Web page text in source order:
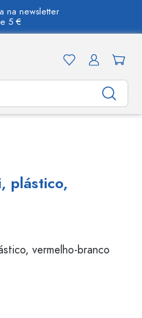
na newsletter
5 €
plástico,